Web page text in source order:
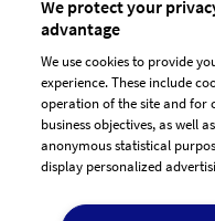
We protect your
advantage
We use cookies to provide
experience. These include
operation of the site and
business objectives, as well
anonymous statistical
display personalized